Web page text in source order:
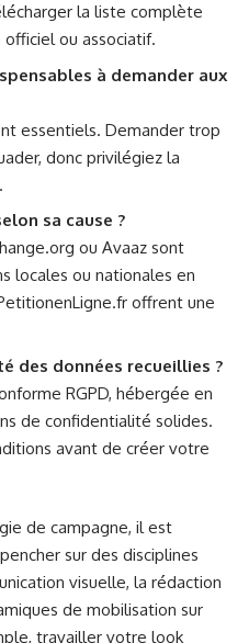
la liste complète
ou associatif.
à demander aux
essentiels. Demander trop
donc privilégiez la
sa cause ?
ou Avaaz sont
locales ou nationales en
offrent une
des données recueillies ?
RGPD, hébergée en
de confidentialité solides.
avant de créer votre
de campagne, il est
sur des disciplines
visuelle, la rédaction
de mobilisation sur
travailler votre look